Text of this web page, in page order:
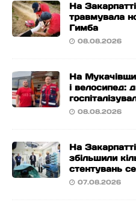
На
травмувала
Гимба
08.08.2026
На
і велосипед:
08.08.2026
На
збільшили
стентувань
07.08.2026